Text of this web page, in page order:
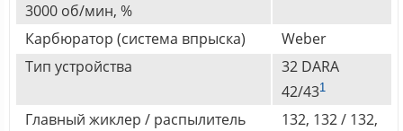
3000 об/мин, %
Карбюратор (система впрыска)
Weber
Тип устройства
32 DARA
42/431
Главный жиклер / распылитель
132, 132 / 132,